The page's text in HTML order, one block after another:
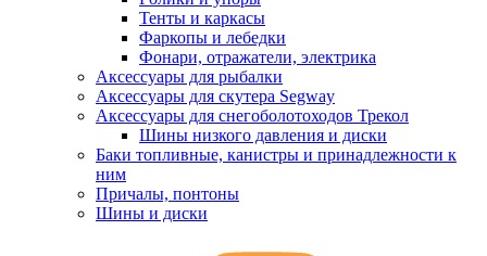
Тенты и каркасы
Фаркопы и лебедки
Фонари, отражатели, электрика
Аксессуары для рыбалки
Аксессуары для скутера Segway
Аксессуары для снегоболотоходов Трекол
Шины низкого давления и диски
Баки топливные, канистры и принадлежности к
ним
Причалы, понтоны
Шины и диски